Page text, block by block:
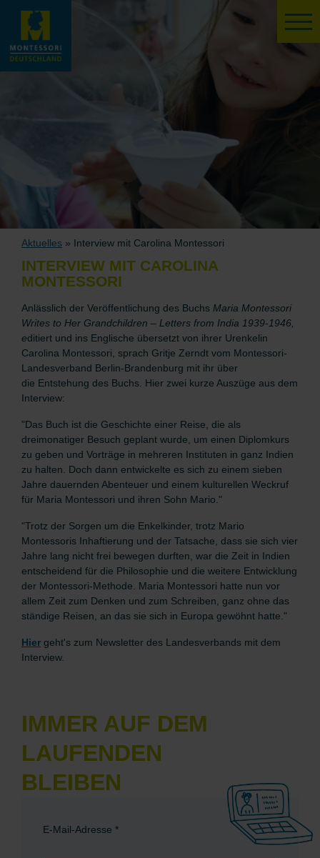
Aktuelles » Interview mit Carolina Montessori
INTERVIEW MIT CAROLINA
MONTESSORI
Anlässlich der Veröffentlichung des Buchs Maria Montessori
Writes to Her Grandchildren – Letters from India 1939-1946,
editiert und ins Englische übersetzt von ihrer Urenkelin
Carolina Montessori, sprach Gritje Zerndt vom Montessori-
Landesverband Berlin-Brandenburg mit ihr über
die Entstehung des Buchs. Hier zwei kurze Auszüge aus dem
Interview:
"Das Buch ist die Geschichte einer Reise, die als
dreimonatiger Besuch geplant wurde, um einen Diplomkurs
zu geben und Vorträge in mehreren Instituten in ganz Indien
zu halten. Doch dann entwickelte es sich zu einem sieben
Jahre dauernden Abenteuer und einem kulturellen Weckruf
für Maria Montessori und ihren Sohn Mario."
"Trotz der Sorgen um die Enkelkinder, trotz Mario
Montessoris Inhaftierung und der Tatsache, dass sie sich vier
Jahre lang nicht frei bewegen durften, war die Zeit in Indien
entscheidend für die Philosophie und die weitere Entwicklung
der Montessori-Methode. Maria Montessori hatte nun vor
allem Zeit zum Denken und zum Schreiben, ganz ohne das
ständige Reisen, an das sie sich in Europa gewöhnt hatte."
Hier geht's zum Newsletter des Landesverbands mit dem
Interview.
IMMER AUF DEM
LAUFENDEN
BLEIBEN
E-Mail-Adresse *